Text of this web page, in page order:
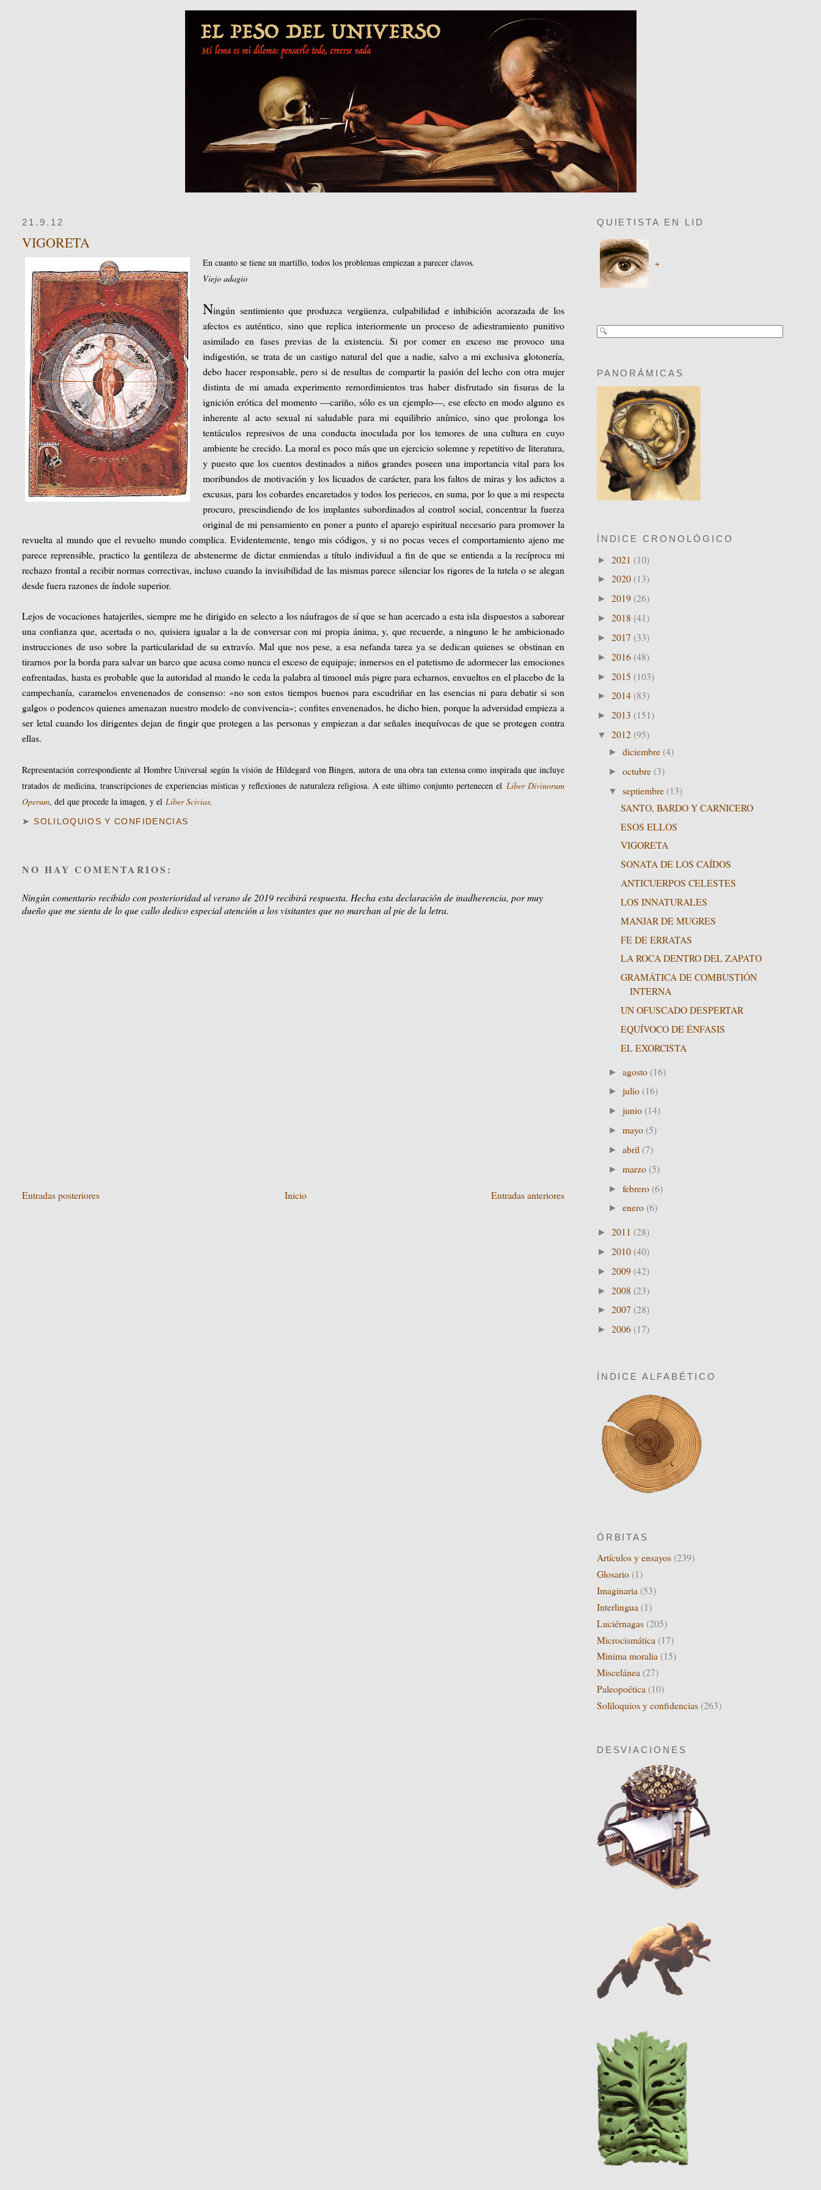
21.9.12
VIGORETA
En cuanto se tiene un martillo, todos los problemas empiezan a parecer clavos.
Viejo adagio
Ningún sentimiento que produzca vergüenza, culpabilidad e inhibición acorazada de los
afectos es auténtico, sino que replica interiormente un proceso de adiestramiento punitivo
asimilado en fases previas de la existencia. Si por comer en exceso me provoco una
indigestión, se trata de un castigo natural del que a nadie, salvo a mi exclusiva glotonería,
debo hacer responsable, pero si de resultas de compartir la pasión del lecho con otra mujer
distinta de mi amada experimento remordimientos tras haber disfrutado sin fisuras de la
ignición erótica del momento —cariño, sólo es un ejemplo—, ese efecto en modo alguno es
inherente al acto sexual ni saludable para mi equilibrio anímico, sino que prolonga los
tentáculos represivos de una conducta inoculada por los temores de una cultura en cuyo
ambiente he crecido. La moral es poco más que un ejercicio solemne y repetitivo de literatura,
y puesto que los cuentos destinados a niños grandes poseen una importancia vital para los
moribundos de motivación y los licuados de carácter, para los faltos de miras y los adictos a
excusas, para los cobardes encaretados y todos los periecos, en suma, por lo que a mi respecta
procuro, prescindiendo de los implantes subordinados al control social, concentrar la fuerza
original de mi pensamiento en poner a punto el aparejo espiritual necesario para promover la
revuelta al mundo que el revuelto mundo complica. Evidentemente, tengo mis códigos, y si no pocas veces el comportamiento ajeno me
parece reprensible, practico la gentileza de abstenerme de dictar enmiendas a título individual a fin de que se entienda a la recíproca mi
rechazo frontal a recibir normas correctivas, incluso cuando la invisibilidad de las mismas parece silenciar los rigores de la tutela o se alegan
desde fuera razones de índole superior.
Lejos de vocaciones hatajeriles, siempre me he dirigido en selecto a los náufragos de sí que se han acercado a esta isla dispuestos a saborear
una confianza que, acertada o no, quisiera igualar a la de conversar con mi propia ánima, y, que recuerde, a ninguno le he ambicionado
instrucciones de uso sobre la particularidad de su extravío. Mal que nos pese, a esa nefanda tarea ya se dedican quienes se obstinan en
tirarnos por la borda para salvar un barco que acusa como nunca el exceso de equipaje; inmersos en el patetismo de adormecer las emociones
enfrentadas, hasta es probable que la autoridad al mando le ceda la palabra al timonel más pigre para echarnos, envueltos en el placebo de la
campechanía, caramelos envenenados de consenso: «no son estos tiempos buenos para escudriñar en las esencias ni para debatir si son
galgos o podencos quienes amenazan nuestro modelo de convivencia»; confites envenenados, he dicho bien, porque la adversidad empieza a
ser letal cuando los dirigentes dejan de fingir que protegen a las personas y empiezan a dar señales inequívocas de que se protegen contra
ellas.
Representación correspondiente al Hombre Universal según la visión de Hildegard von Bingen, autora de una obra tan extensa como inspirada que incluye
tratados de medicina, transcripciones de experiencias místicas y reflexiones de naturaleza religiosa. A este último conjunto pertenecen el Liber Divinorum
Operum, del que procede la imagen, y elLiber Scivias.
➤SOLILOQUIOS Y CONFIDENCIAS
NO HAY COMENTARIOS:
Ningún comentario recibido con posterioridad al verano de 2019 recibirá respuesta. Hecha esta declaración de inadherencia, por muy
dueño que me sienta de lo que callo dedico especial atención a los visitantes que no marchan al pie de la letra.
Entradas posteriores Entradas anteriores
Inicio
QUIETISTA EN LID
+
PANORÁMICAS
ÍNDICE CRONOLÓGICO
► 2021 (10)
► 2020 (13)
► 2019 (26)
► 2018 (41)
► 2017 (33)
► 2016 (48)
► 2015 (103)
► 2014 (83)
► 2013 (151)
▼ 2012 (95)
►diciembre (4)
►octubre (3)
▼septiembre (13)
SANTO, BARDO Y CARNICERO
ESOS ELLOS
VIGORETA
SONATA DE LOS CAÍDOS
ANTICUERPOS CELESTES
LOS INNATURALES
MANJAR DE MUGRES
FE DE ERRATAS
LA ROCA DENTRO DEL ZAPATO
GRAMÁTICA DE COMBUSTIÓN
INTERNA
UN OFUSCADO DESPERTAR
EQUÍVOCO DE ÉNFASIS
EL EXORCISTA
►agosto (16)
►julio (16)
►junio (14)
►mayo (5)
►abril (7)
►marzo (5)
►febrero (6)
►enero (6)
► 2011 (28)
► 2010 (40)
► 2009 (42)
► 2008 (23)
► 2007 (28)
► 2006 (17)
ÍNDICE ALFABÉTICO
ÓRBITAS
Artículos y ensayos (239)
Glosario (1)
Imaginaria (53)
Interlingua (1)
Luciérnagas (205)
Microcismática (17)
Minima moralia (15)
Miscelánea (27)
Paleopoética (10)
Soliloquios y confidencias (263)
DESVIACIONES